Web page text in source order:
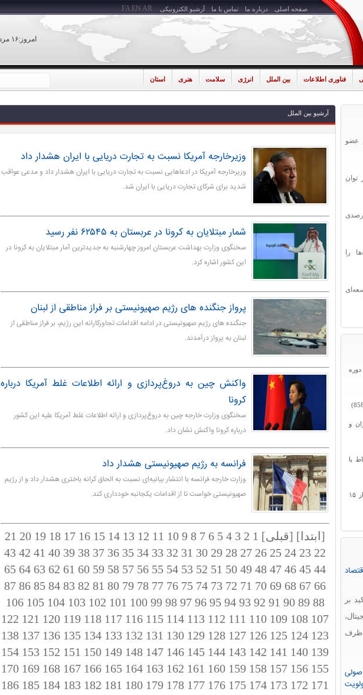
صفحه اصلی درباره ما تماس با ما آرشیو الکترونیکی
امروز:۱۶ مرداد ۰۵
FA EN AR
فناوری اطلاعات بین الملل انرژی سلامت هنری استان
عضو
توان
منجر به کاهش ۱۰ درصدی
را
پروژه توسعه‌ای
دوره
و
با
وزیر آموزش و پرورش: شروع سال تحصیلی از ۱۵
بر
ظرف
آرشیو بین الملل
وزیرخارجه آمریکا نسبت به تجارت دریایی با ایران هشدار داد
وزیرخارجه آمریکا در ادعاهایی نسبت به تجارت دریایی با ایران هشدار داد و مدعی عواقب
شدید برای شرکای تجارت دریایی با ایران شد.
شمار مبتلایان به کرونا در عربستان به ۶۲۵۴۵ نفر رسید
سخنگوی وزارت بهداشت عربستان امروز چهارشنبه به جدیدترین آمار مبتلایان به کرونا در
این کشور اشاره کرد.
پرواز جنگنده های رژیم صهیونیستی بر فراز مناطقی از لبنان
جنگنده های رژیم صهیونیستی در ادامه اقدامات تجاوزکارانه این رژیم، بر فراز مناطقی از
لبنان به پرواز درآمدند.
واکنش چین به دروغ‌پردازی و ارائه اطلاعات غلط آمریکا درباره
کرونا
سخنگوی وزارت خارجه چین به دروغ‌پردازی و ارائه اطلاعات غلط آمریکا علیه این کشور
درباره کرونا واکنش نشان داد.
فرانسه به رژیم صهیونیستی هشدار داد
وزارت خارجه فرانسه با انتشار بیانیه‌ای نسبت به الحاق کرانه باختری هشدار داد و از رژیم
صهیونیستی خواست تا از اقدامات یکجانبه خودداری کند.
[ابتدا] [قبلی] 1
2
3
4
5
6
7
8
9
10
11
12
13
14
15
16
17
18
19
20
21
22
23
24
25
26
27
28
29
30
31
32
33
34
35
36
37
38
39
40
41
42
43
44
45
46
47
48
49
50
51
52
53
54
55
56
57
58
59
60
61
62
63
64
65
66
67
68
69
70
71
72
73
74
75
76
77
78
79
80
81
82
83
84
85
86
87
88
89
90
91
92
93
94
95
96
97
98
99
100
101
102
103
104
105
106
107
108
109
110
111
112
113
114
115
116
117
118
119
120
121
122
123
124
125
126
127
128
129
130
131
132
133
134
135
136
137
138
139
140
141
142
143
144
145
146
147
148
149
150
151
152
153
154
155
156
157
158
159
160
161
162
163
164
165
166
167
168
169
170
171
172
173
174
175
176
177
178
179
180
181
182
183
184
185
186